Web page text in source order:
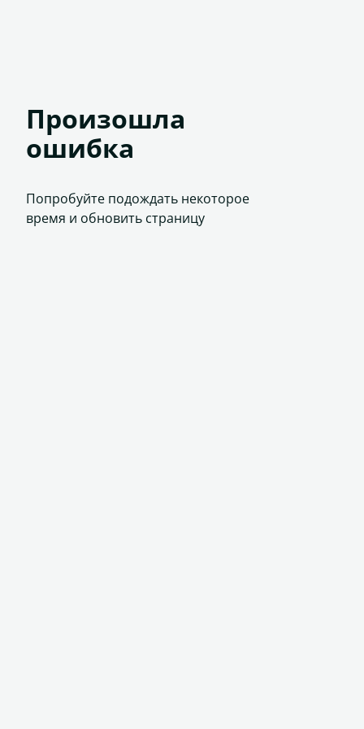
Произошла
ошибка
Попробуйте подождать некоторое
время и обновить страницу